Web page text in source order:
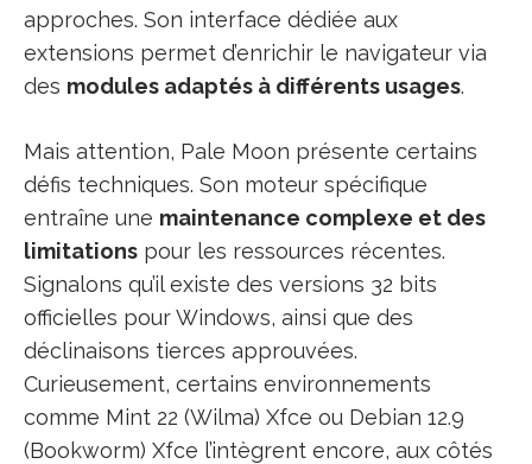
approches. Son interface dédiée aux
extensions permet d’enrichir le navigateur via
des modules adaptés à différents usages.
Mais attention, Pale Moon présente certains
défis techniques. Son moteur spécifique
entraîne une maintenance complexe et des
limitations pour les ressources récentes.
Signalons qu’il existe des versions 32 bits
officielles pour Windows, ainsi que des
déclinaisons tierces approuvées.
Curieusement, certains environnements
comme Mint 22 (Wilma) Xfce ou Debian 12.9
(Bookworm) Xfce l’intègrent encore, aux côtés